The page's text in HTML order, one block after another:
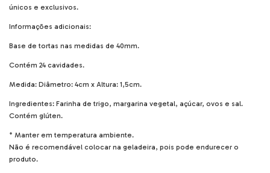
únicos e exclusivos.
Informações adicionais:
Base de tortas nas medidas de 40mm.
Contém 24 cavidades.
Medida: Diâmetro: 4cm x Altura: 1,5cm.
Ingredientes: Farinha de trigo, margarina vegetal, açúcar, ovos e sal.
Contém glúten.
* Manter em temperatura ambiente.
Não é recomendável colocar na geladeira, pois pode endurecer o
produto.